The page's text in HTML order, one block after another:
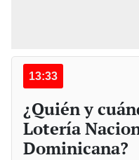
13:33
¿Quién y
Lotería
Dominicana?